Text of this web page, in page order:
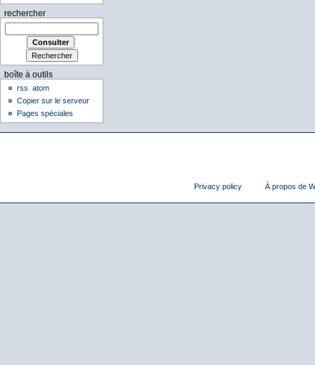
rechercher
boîte à outils
rss
atom
Copier sur le serveur
Pages spéciales
Privacy policy À propos de